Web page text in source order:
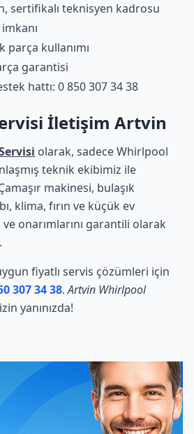
sertifikalı teknisyen kadrosu
parça kullanımı
garantisi
hattı: 0 850 307 34 38
İletişim Artvin
olarak, sadece Whirlpool
teknik ekibimiz ile
makinesi, bulaşık
klima, fırın ve küçük ev
onarımlarını garantili olarak
fiyatlı servis çözümleri için
307 34 38.Artvin Whirlpool
yanınızda!